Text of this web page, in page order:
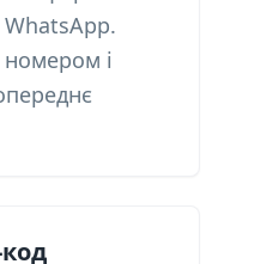
номером і